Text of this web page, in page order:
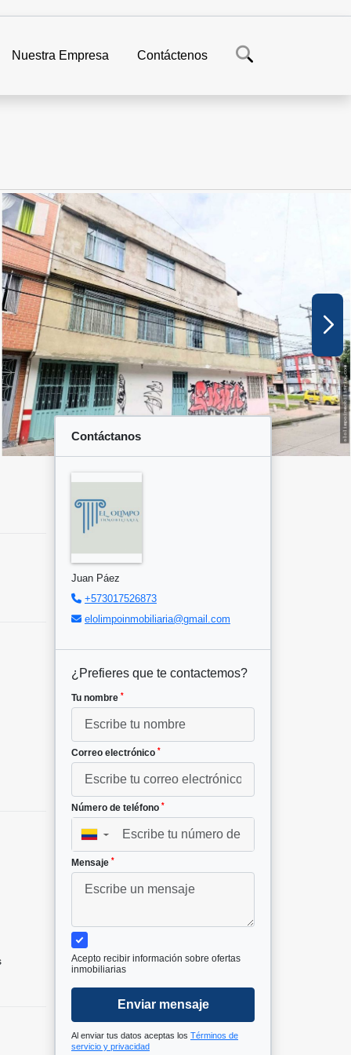
Nuestra Empresa Contáctenos
Contáctanos
Juan Páez
+573017526873
elolimpoinmobiliaria@gmail.com
¿Prefieres que te contactemos?
Tu nombre *
Correo electrónico *
Número de teléfono *
▼
Mensaje *
Acepto recibir información sobre ofertas
inmobiliarias
Enviar mensaje
Al enviar tus datos aceptas los Términos de
servicio y privacidad